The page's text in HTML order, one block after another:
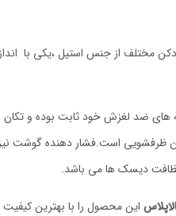
های ضد لغزش خود ثابت بوده و
ظرفشویی است.فشار دهنده گوشت
دیسک ها می باشد.
این محصول را با بهترین کیفیت